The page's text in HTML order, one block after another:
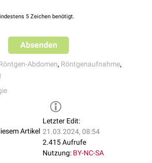
, 30-120mAs
, Belichtungsautomatik
5 Zeichen benötigt.
Absenden
Abdomen, Röntgenaufnahme,
Artikel
Letzter Edit:
21.03.2024, 08:54
2.415 Aufrufe
Nutzung: BY-NC-SA